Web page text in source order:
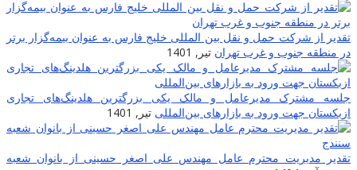
تقدیر از شرکت حمل و نقل بین المللی خلیج فارس به عنوان بیمه‌گزار برتر
در منطقه جنوب و غرب تهران تیر, 1401
جلسه مشترک مدیرعامل و مالک یکی بزرگترین هلدینگ‌‎های تجاری
ازبکستان جهت ورود به بازارهای بین‌المللی تیر, 1401
تقدیر مدیریت محترم عامل مهندس علی اصغر حسینی از بانوان شعبه